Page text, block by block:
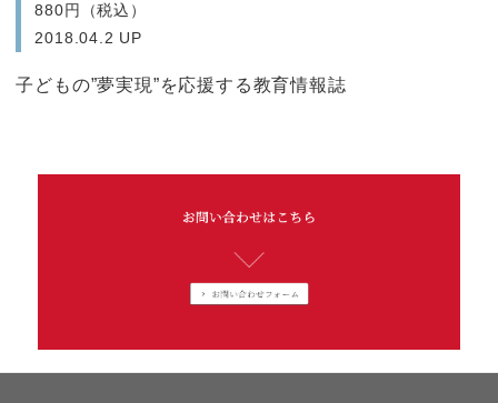
880円（税込）
2018.04.2 UP
子どもの”夢実現”を応援する教育情報誌